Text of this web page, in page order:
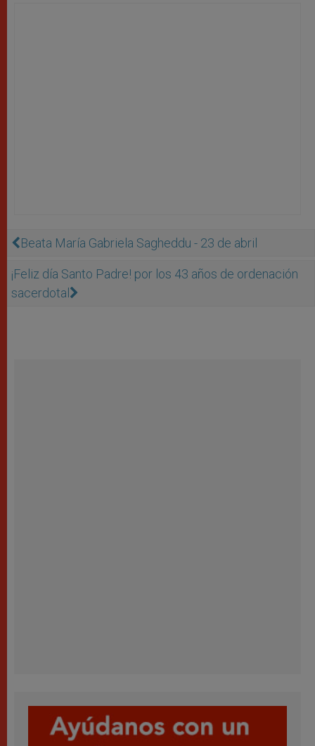
Beata María Gabriela Sagheddu - 23 de abril
¡Feliz día Santo Padre! por los 43 años de ordenación
sacerdotal